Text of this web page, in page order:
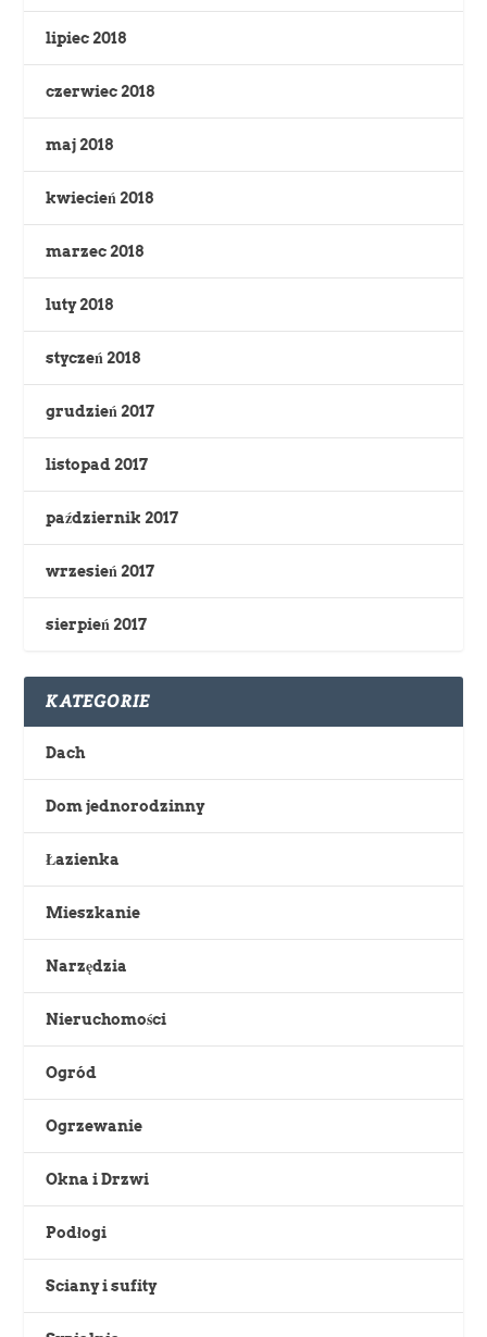
lipiec 2018
czerwiec 2018
maj 2018
kwiecień 2018
marzec 2018
luty 2018
styczeń 2018
grudzień 2017
listopad 2017
październik 2017
wrzesień 2017
sierpień 2017
KATEGORIE
Dach
Dom jednorodzinny
Łazienka
Mieszkanie
Narzędzia
Nieruchomości
Ogród
Ogrzewanie
Okna i Drzwi
Podłogi
Sciany i sufity